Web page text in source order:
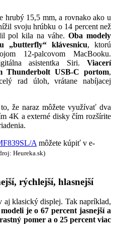
hrubý 15,5 mm, a rovnako ako u
svoju hrúbku o 14 percent než
pol kila na váhe.Oba modely
„butterfly“ klávesnicu, ktorú
12-palcovom MacBooku.
asistentka Siri. Viacerí
Thunderbolt USB-C portom,
rad úloh, vrátane nabíjacej
že naraz môžete využívať dva
4K a externé disky čím rozšírite
A môžete kúpiť v e-
Heureka.sk)
rýchlejší, hlasnejší
aj klasický displej. Tak napríklad,
je o 67 percent jasnejší a
pomer a o 25 percent viac